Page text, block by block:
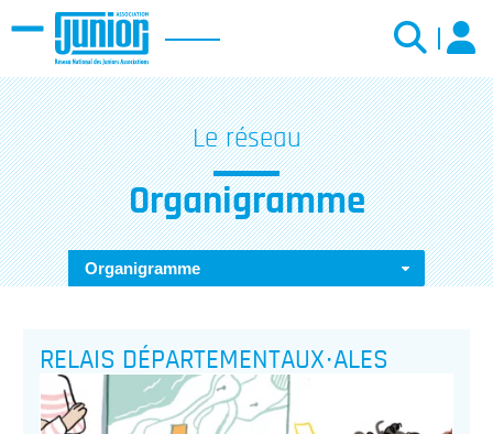
Menu
Le réseau
Organigramme
Organigramme
RELAIS DÉPARTEMENTAUX·ALES